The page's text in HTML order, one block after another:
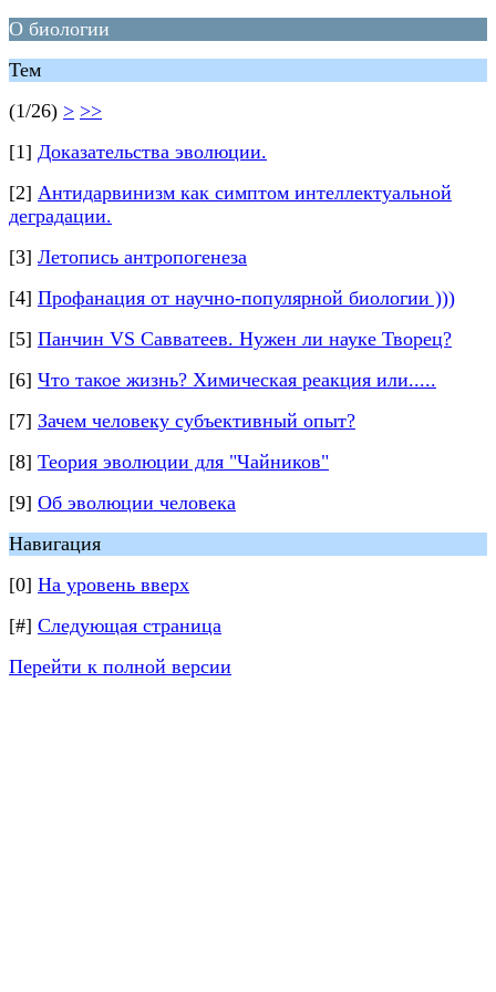
О биологии
Тем
(1/26) > >>
[1] Доказательства эволюции.
[2] Антидарвинизм как симптом интеллектуальной
деградации.
[3] Летопись антропогенеза
[4] Профанация от научно-популярной биологии )))
[5] Панчин VS Савватеев. Нужен ли науке Творец?
[6] Что такое жизнь? Химическая реакция или.....
[7] Зачем человеку субъективный опыт?
[8] Теория эволюции для "Чайников"
[9] Об эволюции человека
Навигация
[0] На уровень вверх
[#] Следующая страница
Перейти к полной версии